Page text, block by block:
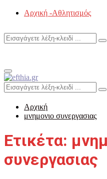
Αρχική -Αθλητισμός
Search
Primary
Menu
Search
for:
Αρχική
μνημονιο συνεργασιας
Ετικέτα:
συνεργασιας